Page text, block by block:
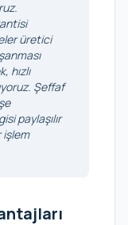
üretici
hızlı
Şeffaf
paylaşılır
işlem